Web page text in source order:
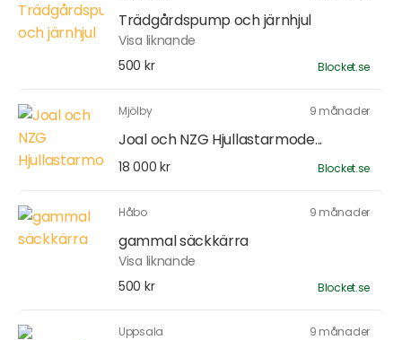
Trädgårdspump och järnhjul
Visa liknande
500 kr
Blocket.se
Mjölby 9 månader
Joal och NZG Hjullastarmode...
18 000 kr Blocket.se
Håbo 9 månader
gammal säckkärra
Visa liknande
500 kr
Blocket.se
Uppsala 9 månader